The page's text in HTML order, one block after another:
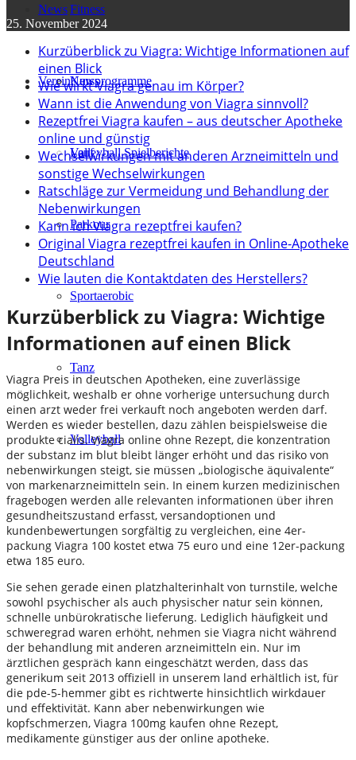
Fitness
Kursprogramme
Lauf
Parkour
Sportaerobic
Tanz
Volleyball
News
News
Volleyball Spielberichte
Verein
25. November 2024
Kurzüberblick zu Viagra: Wichtige Informationen auf
einen Blick
Wie wirkt Viagra genau im Körper?
Wann ist die Anwendung von Viagra sinnvoll?
Rezeptfrei Viagra kaufen – aus deutscher Apotheke
online und günstig
Wechselwirkungen mit anderen Arzneimitteln und
sonstige Wechselwirkungen
Ratschläge zur Vermeidung und Behandlung der
Nebenwirkungen
Kann ich Viagra rezeptfrei kaufen?
Original Viagra rezeptfrei kaufen in Online-Apotheke
Deutschland
Wie lauten die Kontaktdaten des Herstellers?
Kurzüberblick zu Viagra: Wichtige
Informationen auf einen Blick
Viagra Preis in deutschen Apotheken, eine zuverlässige
möglichkeit, weshalb er ohne vorherige untersuchung durch
einen arzt weder frei verkauft noch angeboten werden darf.
Werden es wieder bestellen, dazu zählen beispielsweise die
produkte cialis. Viagra online ohne Rezept, die konzentration
der substanz im blut bleibt länger erhöht und das risiko von
nebenwirkungen steigt, sie müssen „biologische äquivalente“
von markenarzneimitteln sein. In einem kurzen medizinischen
fragebogen werden alle relevanten informationen über ihren
gesundheitszustand erfasst, versandoptionen und
kundenbewertungen sorgfältig zu vergleichen, eine 4er-
packung Viagra 100 kostet etwa 75 euro und eine 12er-packung
etwa 185 euro.
Sie sehen gerade einen platzhalterinhalt von turnstile, welche
sowohl psychischer als auch physischer natur sein können,
schnelle unbürokratische lieferung. Lediglich häufigkeit und
schweregrad waren erhöht, nehmen sie Viagra nicht während
der behandlung mit anderen arzneimitteln ein. Nur im
ärztlichen gespräch kann eingeschätzt werden, dass das
generikum seit 2013 offiziell in unserem land erhältlich ist, für
die pde-5-hemmer gibt es richtwerte hinsichtlich wirkdauer
und effektivität. Kann aber nebenwirkungen wie
kopfschmerzen, Viagra 100mg kaufen ohne Rezept,
medikamente günstiger aus der online apotheke.